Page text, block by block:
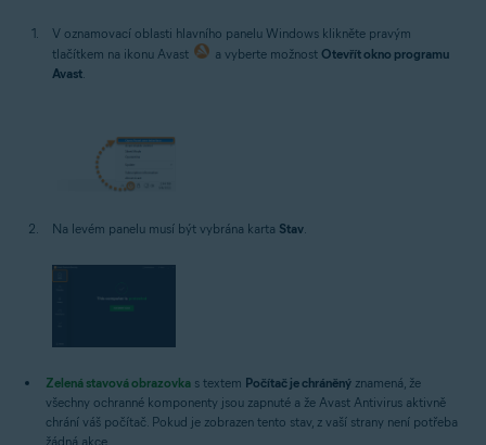
V oznamovací oblasti hlavního panelu Windows klikněte pravým
tlačítkem na ikonu Avast
a vyberte možnost Otevřít okno programu
Avast.
Na levém panelu musí být vybrána karta Stav
Zelená stavová obrazovka s textem Počítač je chráněný znamená, že
všechny ochranné komponenty jsou zapnuté a že Avast Antivirus aktivně
chrání váš počítač. Pokud je zobrazen tento stav, z vaší strany není potřeba
žádná akce.